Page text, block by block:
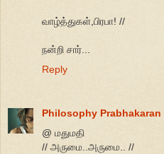
வாழ்த்துகள்,பிரபா! //
நன்றி சார்...
Reply
Philosophy Prabhakaran
@ மதுமதி
// அருமை..அருமை.. //